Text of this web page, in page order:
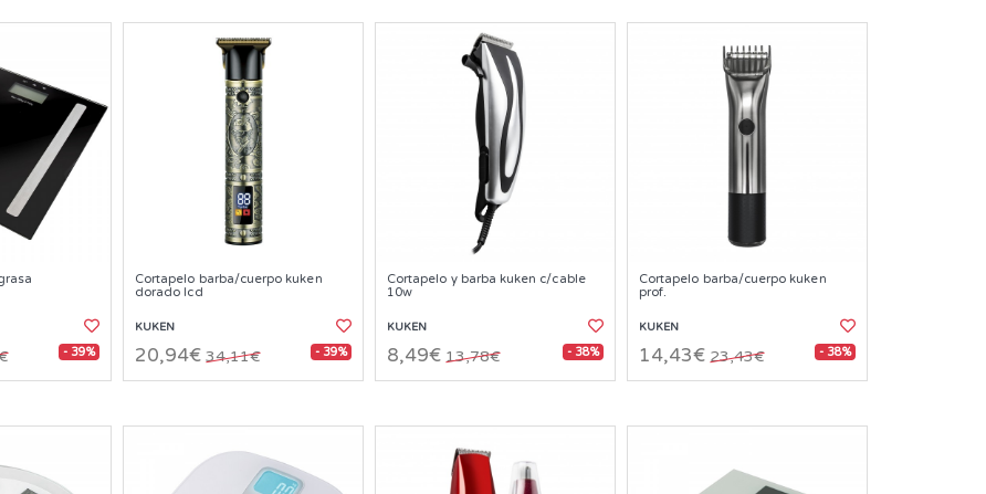
- 39%
Cortapelo barba/cuerpo kuken
dorado lcd
KUKEN
20,94€ 34,11€ - 39%
Cortapelo y barba kuken c/cable
10w
KUKEN
8,49€ 13,78€ - 38%
Cortapelo barba/cuerpo kuken
prof.
KUKEN
14,43€ 23,43€ - 38%